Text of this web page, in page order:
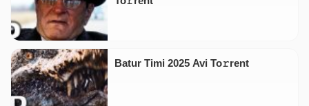
Batur Timi 2025 Avi To𝚛rent